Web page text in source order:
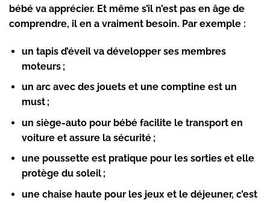
bébé va apprécier. Et même s’il n’est pas en âge de
comprendre, il en a vraiment besoin. Par exemple :
un tapis d’éveil va développer ses membres
moteurs ;
un arc avec des jouets et une comptine est un
must ;
un siège-auto pour bébé facilite le transport en
voiture et assure la sécurité ;
une poussette est pratique pour les sorties et elle
protège du soleil ;
une chaise haute pour les jeux et le déjeuner, c’est